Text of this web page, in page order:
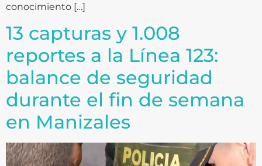
conocimiento […]
13 capturas y 1.008
reportes a la Línea 123:
balance de seguridad
durante el fin de semana
en Manizales